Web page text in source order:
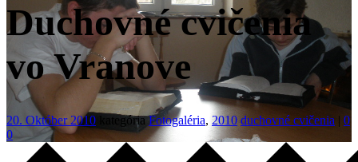
Duchovné cvičenia
vo Vranove
20. Október 2010 kategória Fotogaléria, 2010 duchovné cvičenia | 0
0